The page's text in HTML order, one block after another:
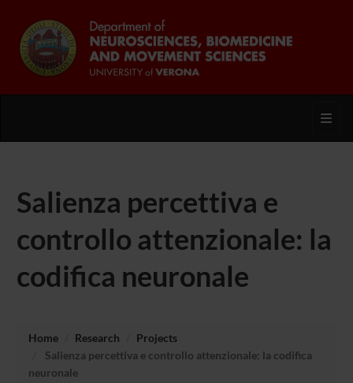
Salienza percettiva e
controllo attenzionale: la
codifica neuronale
Home Research
Projects
Salienza percettiva e controllo attenzionale: la codifica
neuronale